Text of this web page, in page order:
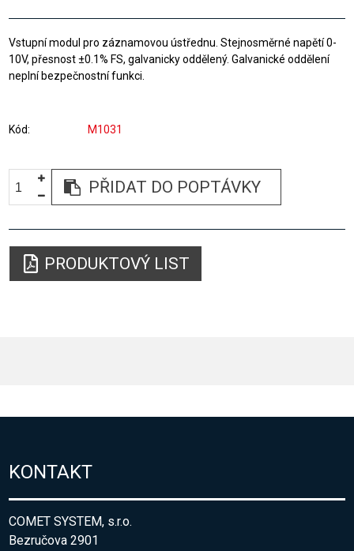
Vstupní modul pro záznamovou ústřednu. Stejnosměrné napětí 0-
10V, přesnost ±0.1% FS, galvanicky oddělený. Galvanické oddělení
neplní bezpečnostní funkci.
Kód M1031
PŘIDAT DO POPTÁVKY
PRODUKTOVÝ LIST
KONTAKT
COMET SYSTEM, s.r.o.
Bezručova 2901